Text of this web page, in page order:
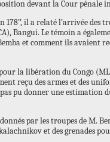
devant la Cour pénale
178’’, il a relaté l’arrivée des
Bangui. Le témoin a
et comment ils avaient
la libération du Congo
reçu des armes et des
pu donner une estimation
par les troupes de M.
et des grenades